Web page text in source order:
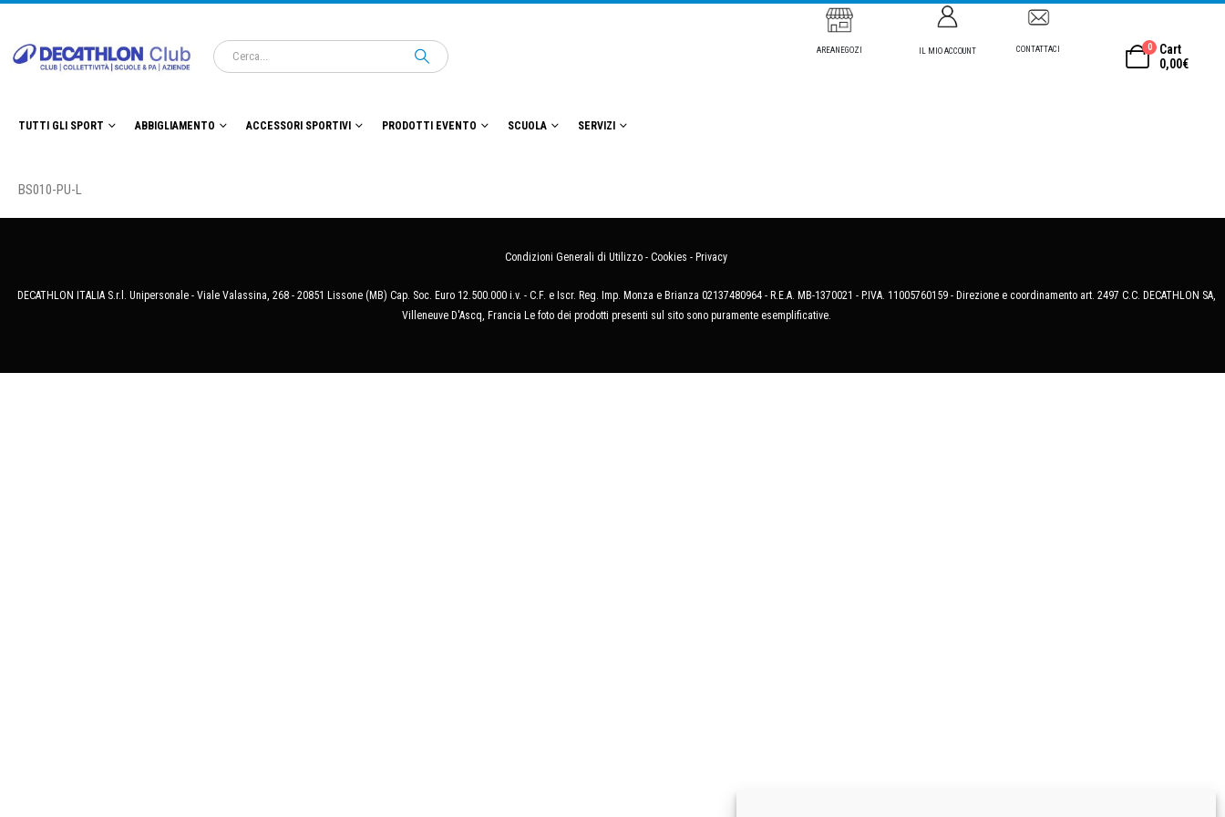
AREANEGOZI IL MIO ACCOUNT CONTATTACI 0
Cart
0,00€
TUTTI GLI SPORT ABBIGLIAMENTO ACCESSORI SPORTIVI PRODOTTI EVENTO SCUOLA SERVIZI
BS010-PU-L
Condizioni Generali di Utilizzo - Cookies - Privacy
DECATHLON ITALIA S.r.l. Unipersonale - Viale Valassina, 268 - 20851 Lissone (MB) Cap. Soc. Euro 12.500.000 i.v. - C.F. e Iscr. Reg. Imp. Monza e Brianza 02137480964 - R.E.A. MB-1370021 - P.IVA. 11005760159 - Direzione e coordinamento art. 2497 C.C. DECATHLON SA,
Villeneuve D'Ascq, Francia Le foto dei prodotti presenti sul sito sono puramente esemplificative.